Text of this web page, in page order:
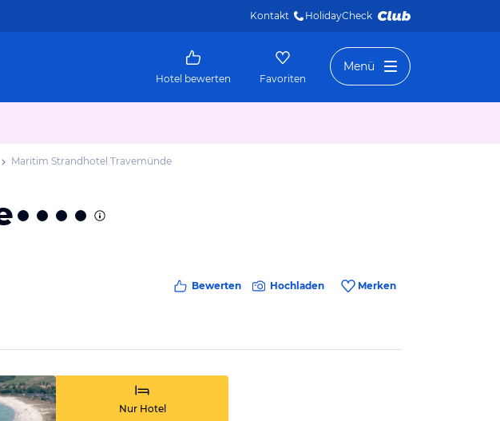
Kontakt HolidayCheck
Hotel bewerten Favoriten
Menü
Maritim Strandhotel Travemünde
Bewerten Hochladen Merken
Nur Hotel